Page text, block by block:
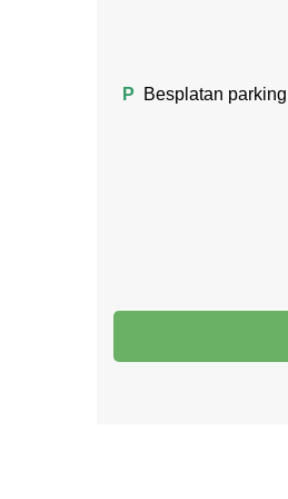
P Besplatan parking